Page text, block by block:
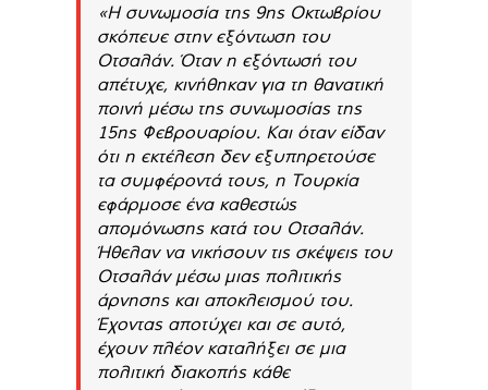
«Η συνωμοσία της 9ης Οκτωβρίου
σκόπευε στην εξόντωση του
Οτσαλάν. Όταν η εξόντωσή του
απέτυχε, κινήθηκαν για τη θανατική
ποινή μέσω της συνωμοσίας της
15ης Φεβρουαρίου. Και όταν είδαν
ότι η εκτέλεση δεν εξυπηρετούσε
τα συμφέροντά τους, η Τουρκία
εφάρμοσε ένα καθεστώς
απομόνωσης κατά του Οτσαλάν.
Ήθελαν να νικήσουν τις σκέψεις του
Οτσαλάν μέσω μιας πολιτικής
άρνησης και αποκλεισμού του.
Έχοντας αποτύχει και σε αυτό,
έχουν πλέον καταλήξει σε μια
πολιτική διακοπής κάθε